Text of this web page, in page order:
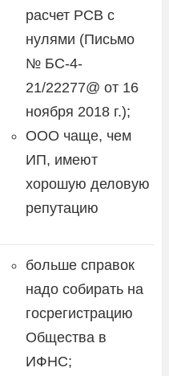
расчет РСВ с
нулями (Письмо
№ БС-4-
21/22277@ от 16
ноября 2018 г.);
ООО чаще, чем
ИП, имеют
хорошую деловую
репутацию
больше справок
надо собирать на
госрегистрацию
Общества в
ИФНС;